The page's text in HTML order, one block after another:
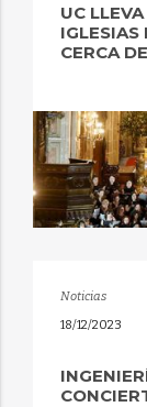
UC
IGLESIAS
CERCA
Noticias
18/12/2023